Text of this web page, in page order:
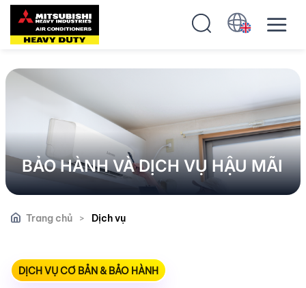
BẢO HÀNH VÀ DỊCH VỤ HẬU MÃI
Trang chủ > Dịch vụ
DỊCH VỤ CƠ BẢN & BẢO HÀNH